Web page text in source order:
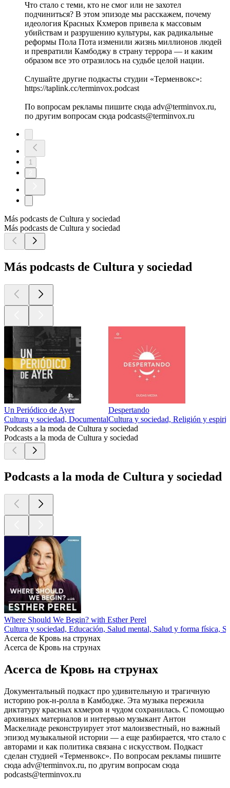
Что стало с теми, кто не смог или не захотел
подчиниться? В этом эпизоде мы расскажем, почему
идеология Красных Кхмеров привела к массовым
убийствам и разрушению культуры, как радикальные
реформы Пола Пота изменили жизнь миллионов людей
и превратили Камбоджу в страну террора — и каким
образом все это отразилось на судьбе целой нации.
Слушайте другие подкасты студии «Терменвокс»:
https://taplink.cc/terminvox.podcast
По вопросам рекламы пишите сюда adv@terminvox.ru,
по другим вопросам сюда podcasts@terminvox.ru
1
Más podcasts de Cultura y sociedad
Más podcasts de Cultura y sociedad
Más podcasts de Cultura y sociedad
Un Periódico de Ayer
Cultura y sociedad, Documental
Despertando
Cultura y sociedad, Religión y
Podcasts a la moda de Cultura y sociedad
Podcasts a la moda de Cultura y sociedad
Podcasts a la moda de Cultura y sociedad
Where Should We Begin? with Esther Perel
Cultura y sociedad, Educación, Salud mental, Salud y forma física,
Acerca de Кровь на струнах
Acerca de Кровь на струнах
Acerca de Кровь на струнах
Документальный подкаст про удивительную и трагичную
историю рок-н-ролла в Камбодже. Эта музыка пережила
диктатуру красных кхмеров и чудом сохранилась. С помощью
архивных материалов и интервью музыкант Антон
Маскелиаде реконструирует этот малоизвестный, но важный
эпизод музыкальной истории — а еще разбирается, что стало с
авторами и как политика связана с искусством. Подкаст
сделан студией «Терменвокс». По вопросам рекламы пишите
сюда adv@terminvox.ru, по другим вопросам сюда
podcasts@terminvox.ru